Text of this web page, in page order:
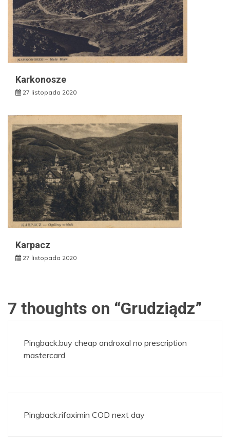
Karkonosze
27 listopada 2020
Karpacz
27 listopada 2020
7 thoughts on “Grudziądz”
Pingback:buy cheap androxal no prescription
mastercard
Pingback:rifaximin COD next day